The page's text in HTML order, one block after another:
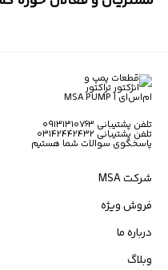
تلفن پشتیبانی ۰۹۱۳۱۳۱۰۷۶۳
تلفن پشتیبانی ۰۳۱۴۲۴۴۲۴۳۲
پاسخگوی سوالات شما هستیم
شرکت MSA
فروش ویژه
درباره ما
وبلاگ